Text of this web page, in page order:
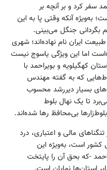
سفر کرد و بر آنچه بر
آنکه وقتی پا به این
جنگل می‌بینی.
ایران نام نهاده‌اند؛ شهری
اما این ویژگی یاسوج نیست
کهگیلویه و بویراحمد با
که به گفته مهندس
بسیار دیررشد محسوب
سال زمان می‌برد تا یک نهال بلوط
مالی و اعتباری، درد
است، به‌ویژه این
-که بحق آن را پایتخت